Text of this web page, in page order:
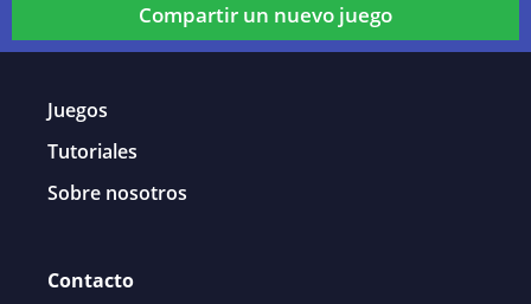
Compartir un nuevo juego
Juegos
Tutoriales
Sobre nosotros
Contacto